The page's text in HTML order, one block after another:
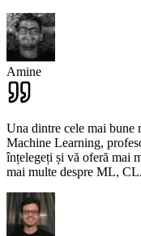
Amine
Una dintre cele mai bune
Machine Learning,
înțelegeți și vă oferă mai
mai multe despre ML,